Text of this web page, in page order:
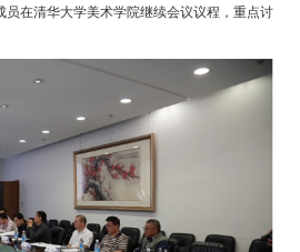
在清华大学美术学院继续会议议程，重点讨